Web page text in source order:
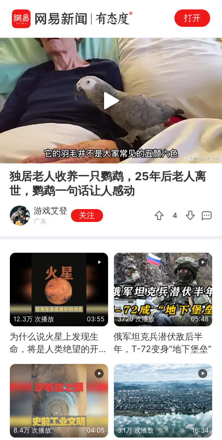
打开
00:00 08:19
Play
独居老人收养一只鹦鹉，25年后老人离
世，鹦鹉一句话让人感动
游戏艾登
广东
关注 4
12.3万 次播放 03:55
为什么说火星上发现生
命，将是人类绝望的开
始？
3720 次播放 05:48
俄军坦克兵潜伏敌后半
年，T-72变身“地下堡垒”
8.4万 次播放 04:05 3.1万 次播放 16:34